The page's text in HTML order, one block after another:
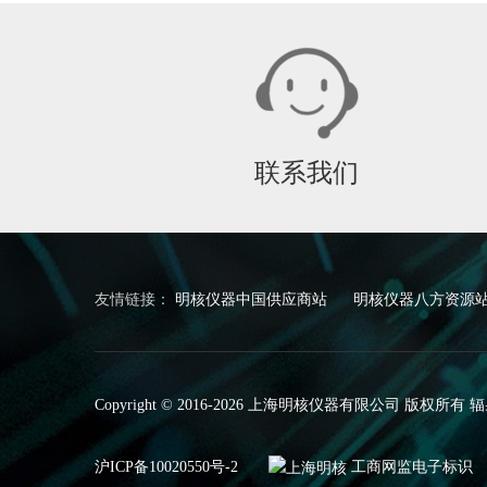
联系我们
友情链接： 明核仪器中国供应商站 明核仪器八方资源
Copyright © 2016-2026 上海明核仪器有限公司 版权所有
沪ICP备10020550号-2 工商网监电子标识